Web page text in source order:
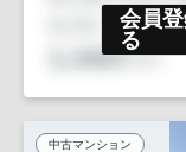
会員
る
中古マンション